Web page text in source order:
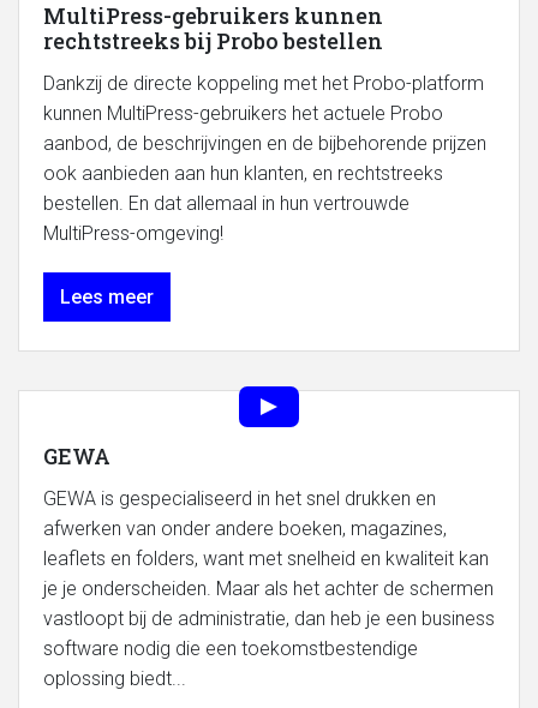
MultiPress-gebruikers kunnen
rechtstreeks bij Probo bestellen
Dankzij de directe koppeling met het Probo-platform
kunnen MultiPress-gebruikers het actuele Probo
aanbod, de beschrijvingen en de bijbehorende prijzen
ook aanbieden aan hun klanten, en rechtstreeks
bestellen. En dat allemaal in hun vertrouwde
MultiPress-omgeving!
Lees meer
GEWA
GEWA is gespecialiseerd in het snel drukken en
afwerken van onder andere boeken, magazines,
leaflets en folders, want met snelheid en kwaliteit kan
je je onderscheiden. Maar als het achter de schermen
vastloopt bij de administratie, dan heb je een business
software nodig die een toekomstbestendige
oplossing biedt...